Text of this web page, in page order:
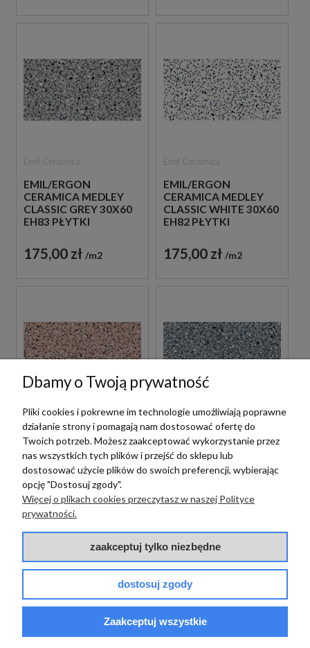
EMIL/ERGON
CERAMICA MEDLEY
CLASSIC GREY 30X60
EH83 PŁYTKI
175,00 zł m2
EMIL/ERGON
CERAMICA MEDLEY
CLASSIC WHITE 30X60
EH82 PŁYTKI
175,00 zł m2
Emil Ceramica
EMIL/ERGON
CERAMICA MEDLEY
CLASSIC PINK 30X60
EH87 PŁYTKI
LASTRYKO GRESOWE
175,00 zł
Emil Ceramica
EMIL/ERGON
CERAMICA MEDLEY
CLASSIC BLUE 30X60
LASTRYKO GRESOWE
Dbamy o Twoją prywatność
Pliki cookies i pokrewne im technologie umożliwiają poprawne
działanie strony i pomagają nam dostosować ofertę do
Twoich potrzeb. Możesz zaakceptować wykorzystanie przez
nas wszystkich tych plików i przejść do sklepu lub
dostosować użycie plików do swoich preferencji, wybierając
opcję "Dostosuj zgody".
Więcej o plikach cookies przeczytasz w naszej Polityce
prywatności.
zaakceptuj tylko niezbędne
dostosuj zgody
Zaakceptuj wszystkie